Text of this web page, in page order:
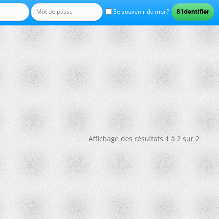
Se souvenir de moi ?
Affichage des résultats 1 à 2 sur 2